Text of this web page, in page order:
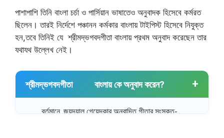
পাশাপাশি তিনি বাংলা চর্চা ও পার্সিয়ান ভাষাতেও অনুবাদক হিসেবে কর্মরত
ছিলেন। তারই নির্দেশে পঞ্চানন কর্মকার বাংলায় টাইপিস্ট হিসেবে নিযুক্ত
হন,তবে তিনিই যে শ্রীমদ্ভগবদগীতা বাংলায় প্রথম অনুবাদ করেছেন তার
যথাযথ উল্লেখ নেই।
শ্রীমদ্ভগবদগীতা বাংলায় কে অনুবাদ করেন?
বর্তমানে, জয়দয়াল গেয়েন্দকার অনুবাদিত গীতার সংস্কৃত-